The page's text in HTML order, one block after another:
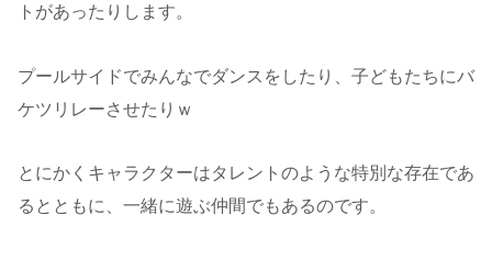
トがあったりします。
プールサイドでみんなでダンスをしたり、子どもたちにバ
ケツリレーさせたりｗ
とにかくキャラクターはタレントのような特別な存在であ
るとともに、一緒に遊ぶ仲間でもあるのです。